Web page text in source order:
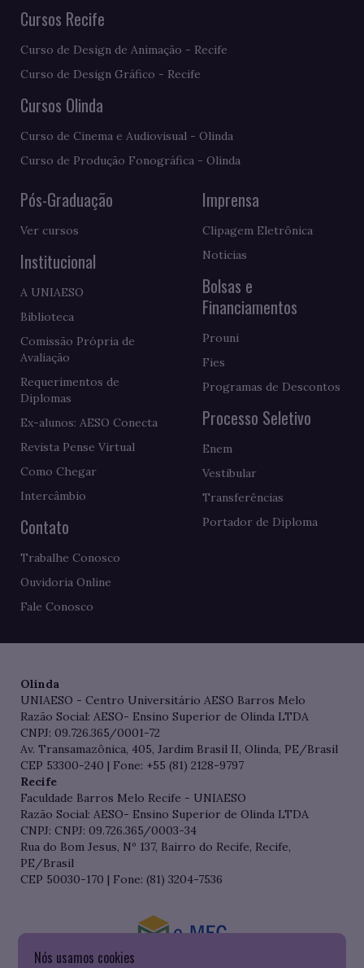
Nós usamos cookies
Cursos Recife
Curso de Design de Animação - Recife
Curso de Design Gráfico - Recife
Cursos Olinda
Curso de Cinema e Audiovisual - Olinda
Curso de Produção Fonográfica - Olinda
Pós-Graduação
Ver cursos
Institucional
A UNIAESO
Biblioteca
Comissão Própria de
Avaliação
Requerimentos de
Diplomas
Ex-alunos: AESO Conecta
Revista Pense Virtual
Como Chegar
Intercâmbio
Contato
Trabalhe Conosco
Ouvidoria Online
Fale Conosco
Imprensa
Clipagem Eletrônica
Notícias
Bolsas e
Financiamentos
Prouni
Fies
Programas de Descontos
Processo Seletivo
Enem
Vestibular
Transferências
Portador de Diploma
Olinda
UNIAESO - Centro Universitário AESO Barros Melo
Razão Social: AESO- Ensino Superior de Olinda LTDA
CNPJ: 09.726.365/0001-72
Av. Transamazônica, 405, Jardim Brasil II, Olinda, PE/Brasil
CEP 53300-240 | Fone: +55 (81) 2128-9797
Recife
Faculdade Barros Melo Recife - UNIAESO
Razão Social: AESO- Ensino Superior de Olinda LTDA
CNPJ: CNPJ: 09.726.365/0003-34
Rua do Bom Jesus, Nº 137, Bairro do Recife, Recife,
PE/Brasil
CEP 50030-170 | Fone: (81) 3204-7536
Consulte o cadastro da Instituição no Sistema do e-MEC